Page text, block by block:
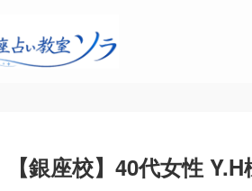
【銀座校】40代女性